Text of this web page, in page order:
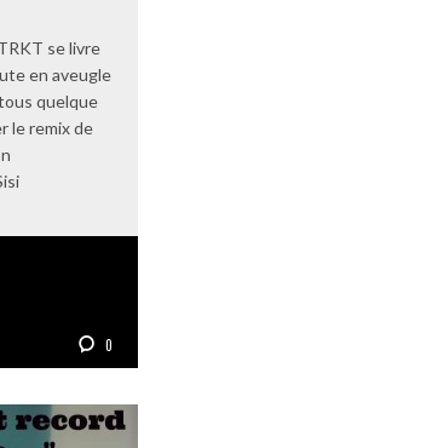
se livre
en aveugle
quelque
le remix de
0